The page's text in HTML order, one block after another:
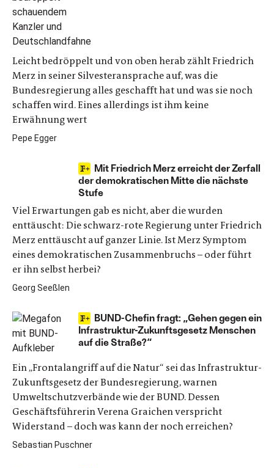
Leicht bedröppelt und von oben herab zählt Friedrich
Merz in seiner Silvesteransprache auf, was die
Bundesregierung alles geschafft hat und was sie noch
schaffen wird. Eines allerdings ist ihm keine
Erwähnung wert
Pepe Egger
Mit Friedrich Merz erreicht der Zerfall
der demokratischen Mitte die nächste
Stufe
Viel Erwartungen gab es nicht, aber die wurden
enttäuscht: Die schwarz-rote Regierung unter Friedrich
Merz enttäuscht auf ganzer Linie. Ist Merz Symptom
eines demokratischen Zusammenbruchs – oder führt
er ihn selbst herbei?
Georg Seeßlen
BUND-Chefin fragt: „Gehen gegen ein
Infrastruktur-Zukunftsgesetz Menschen
auf die Straße?“
Ein „Frontalangriff auf die Natur“ sei das Infrastruktur-
Zukunftsgesetz der Bundesregierung, warnen
Umweltschutzverbände wie der BUND. Dessen
Geschäftsführerin Verena Graichen verspricht
Widerstand – doch was kann der noch erreichen?
Sebastian Puschner